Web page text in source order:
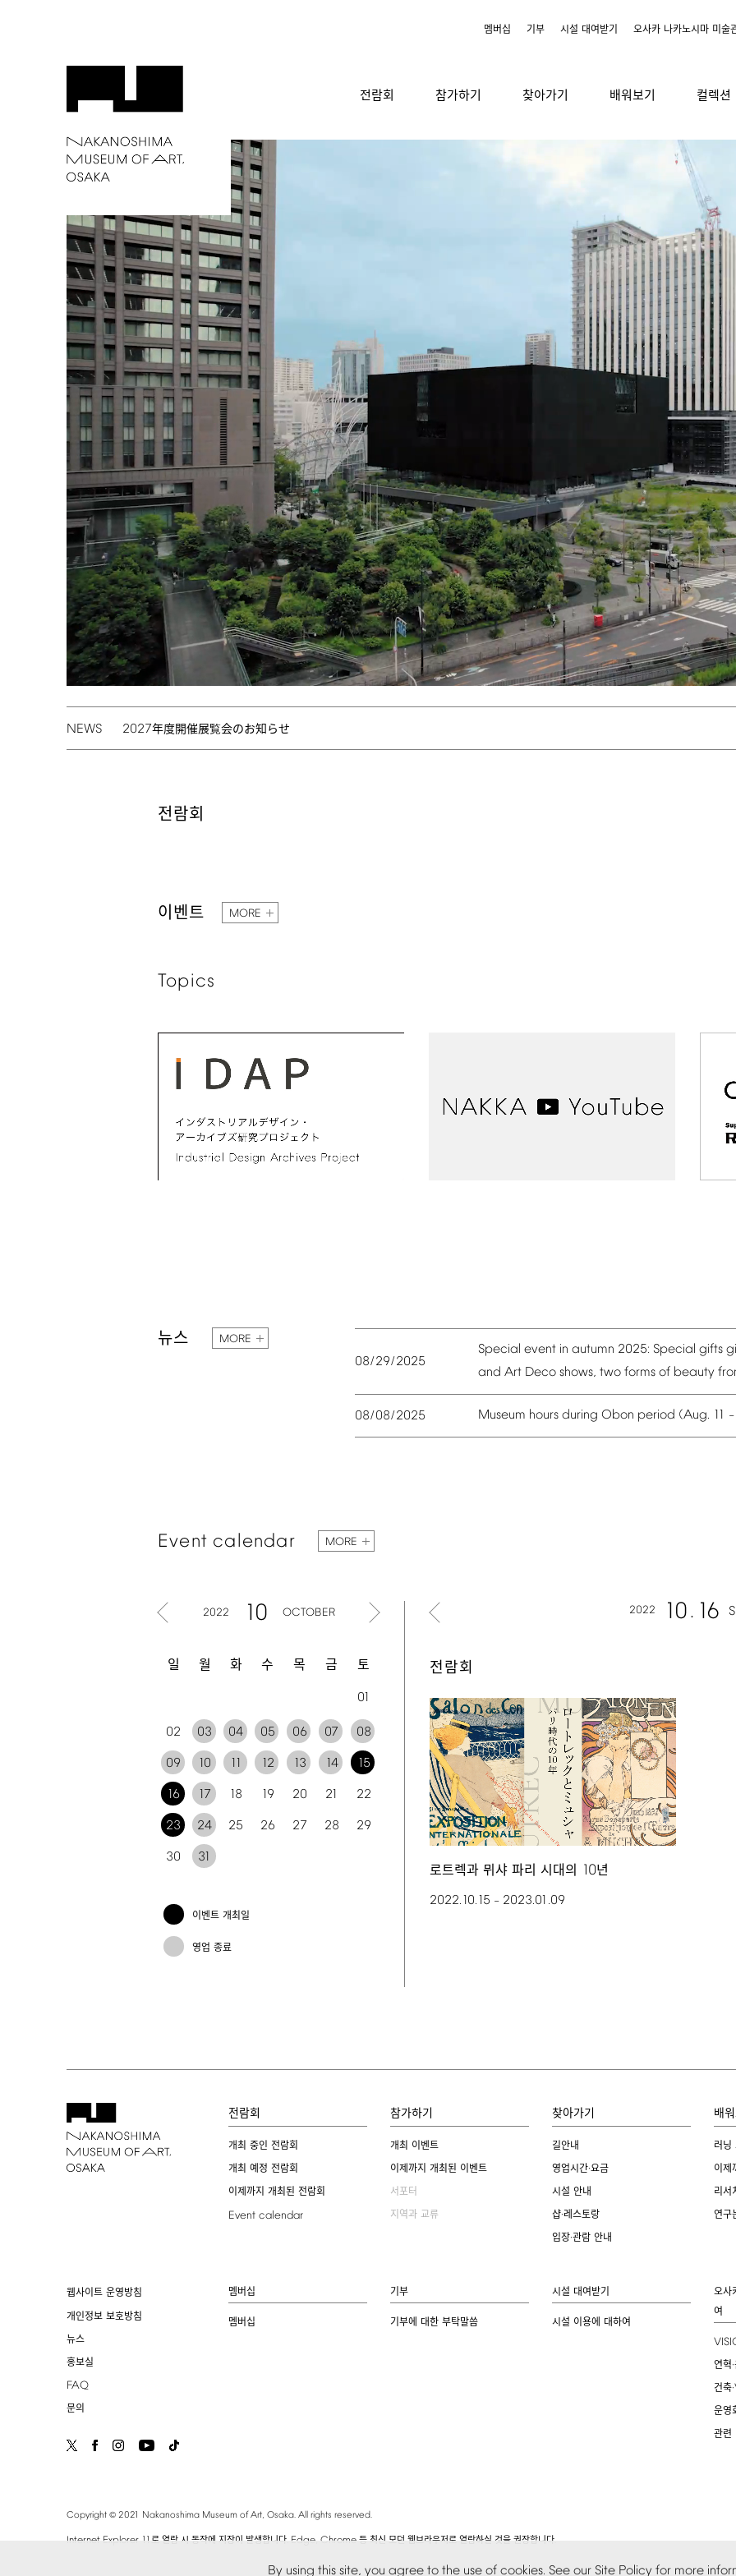
By using this site, you agree to the use of cookies. See our Site Policy for more
멤버십 기부 시설 대여받기 오사카 나카노시마 미술
전람회 참가하기 찾아가기 배워보기 컬렉션
NEWS 2027年度開催展覧会のお知らせ
전람회
이벤트 MORE
Topics
뉴스 MORE
08/29/2025
Special event in autumn 2025: Special gifts
and Art Deco shows, two forms of beauty
08/08/2025 Museum hours during Obon period (Aug. 11
Event calendar MORE
2022 10 OCTOBER
일 월 화 수 목 금 토
01
02 03 04 05 06 07 08
09 10 11 12 13 14 15
16 17 18 19 20 21 22
23 24 25 26 27 28 29
30 31
이벤트 개최일
영업 종료
2022 10 16
전람회
로트렉과 뮈샤 파리 시대의 10년
2022.10.15 – 2023.01.09
전람회
개최 중인 전람회
개최 예정 전람회
이제까지 개최된 전람회
Event calendar
참가하기
개최 이벤트
이제까지 개최된 이벤트
서포터
지역과 교류
찾아가기
길안내
영업시간·요금
시설 안내
샵·레스토랑
입장·관람 안내
배
러닝
이
리서
연구
웹사이트 운영방침
개인정보 보호방침
뉴스
홍보실
FAQ
문의
멤버십
멤버십
기부
기부에 대한 부탁말씀
시설 대여받기
시설 이용에 대하여
오사
여
연혁
건축·
운영
관련
Copyright© 2021 Nakanoshima Museum of Art, Osaka. All rights reserved.
Internet Explorer 11 로 열람 시 동작에 지장이 발생합니다. Edge, Chrome등 최신 모던 웹브라우저로 열람하실 것을 권장합니다.